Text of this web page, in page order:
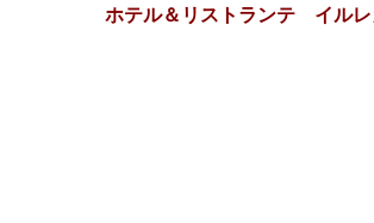
ホテル＆リストランテ イルレ